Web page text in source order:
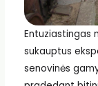
Entuziastingas
sukauptus
senovinės